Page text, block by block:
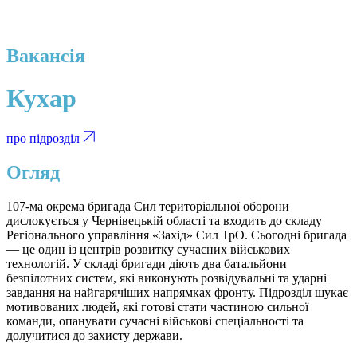
Вакансія
Кухар
про підрозділ
Огляд
107-ма окрема бригада Сил територіальної оборони
дислокується у Чернівецькій області та входить до складу
Регіонального управління «Захід» Сил ТрО. Сьогодні бригада
— це один із центрів розвитку сучасних військових
технологій. У складі бригади діють два батальйони
безпілотних систем, які виконують розвідувальні та ударні
завдання на найгарячіших напрямках фронту. Підрозділ шукає
мотивованих людей, які готові стати частиною сильної
команди, опанувати сучасні військові спеціальності та
долучитися до захисту держави.